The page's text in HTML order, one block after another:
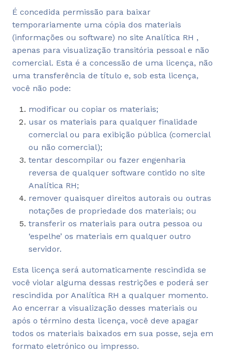
É concedida permissão para baixar
temporariamente uma cópia dos materiais
(informações ou software) no site Analítica RH ,
apenas para visualização transitória pessoal e não
comercial. Esta é a concessão de uma licença, não
uma transferência de título e, sob esta licença,
você não pode:
modificar ou copiar os materiais;
usar os materiais para qualquer finalidade
comercial ou para exibição pública (comercial
ou não comercial);
tentar descompilar ou fazer engenharia
reversa de qualquer software contido no site
Analítica RH;
remover quaisquer direitos autorais ou outras
notações de propriedade dos materiais; ou
transferir os materiais para outra pessoa ou
‘espelhe’ os materiais em qualquer outro
servidor.
Esta licença será automaticamente rescindida se
você violar alguma dessas restrições e poderá ser
rescindida por Analítica RH a qualquer momento.
Ao encerrar a visualização desses materiais ou
após o término desta licença, você deve apagar
todos os materiais baixados em sua posse, seja em
formato eletrónico ou impresso.